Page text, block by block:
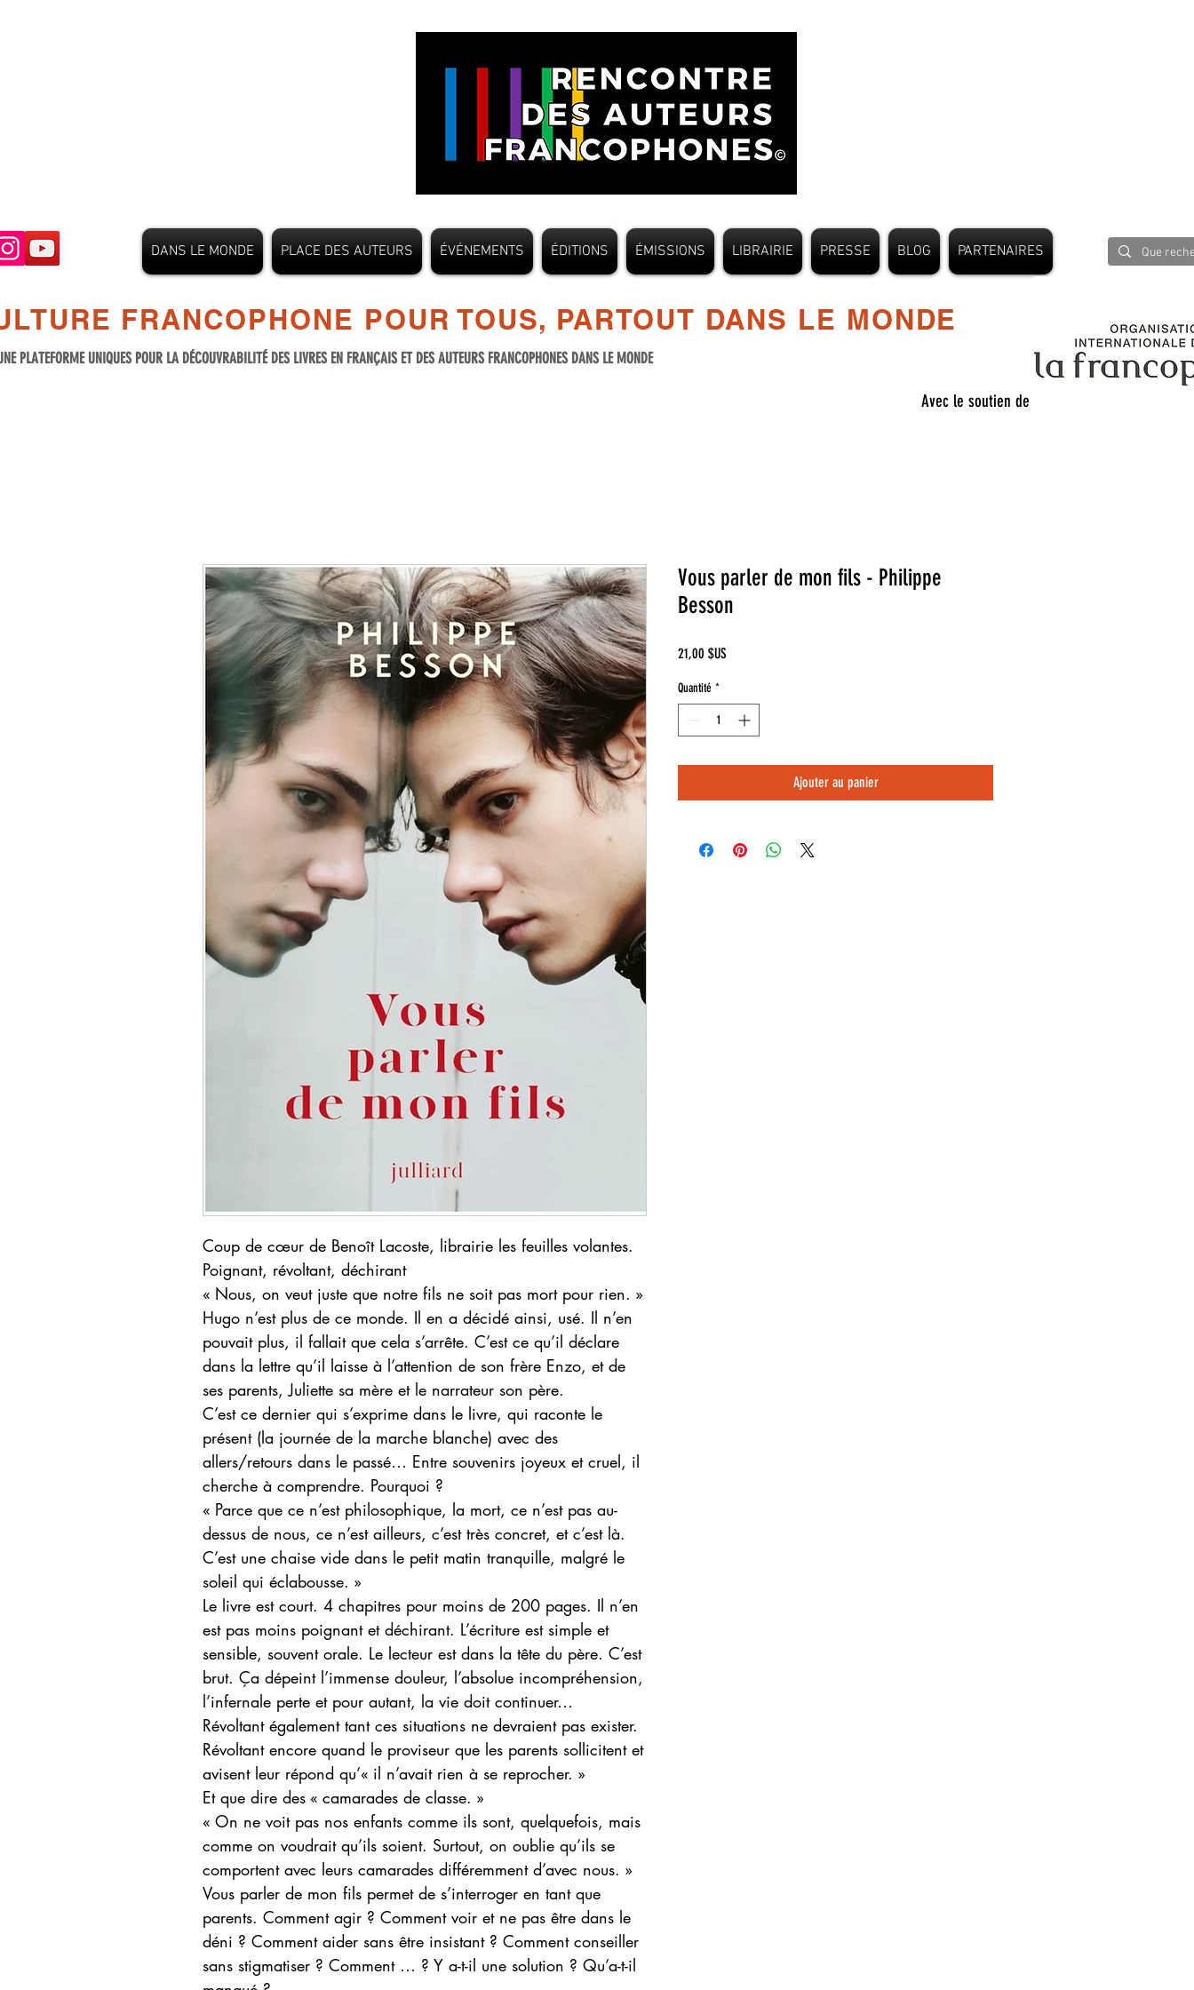
DANS LE MONDE PLACE DES AUTEURS ÉVÉNEMENTS ÉDITIONS ÉMISSIONS LIBRAIRIE PRESSE BLOG PARTENAIRES
FRANCOPHONE POUR TOUS, PARTOUT DANS LE MONDE
PLATEFORME UNIQUES POUR LA DÉCOUVRABILITÉ DES LIVRES EN FRANÇAIS ET DES AUTEURS FRANCOPHONES DANS LE MONDE
Avec le soutien de
Coup de cœur de Benoît Lacoste, librairie les feuilles volantes.
Poignant, révoltant, déchirant
« Nous, on veut juste que notre fils ne soit pas mort pour rien. »
Hugo n’est plus de ce monde. Il en a décidé ainsi, usé. Il n’en
pouvait plus, il fallait que cela s’arrête. C’est ce qu’il déclare
dans la lettre qu’il laisse à l’attention de son frère Enzo, et de
ses parents, Juliette sa mère et le narrateur son père.
C’est ce dernier qui s’exprime dans le livre, qui raconte le
présent (la journée de la marche blanche) avec des
allers/retours dans le passé… Entre souvenirs joyeux et cruel, il
cherche à comprendre. Pourquoi ?
« Parce que ce n’est philosophique, la mort, ce n’est pas au-
dessus de nous, ce n’est ailleurs, c’est très concret, et c’est là.
C’est une chaise vide dans le petit matin tranquille, malgré le
soleil qui éclabousse. »
Le livre est court. 4 chapitres pour moins de 200 pages. Il n’en
est pas moins poignant et déchirant. L’écriture est simple et
sensible, souvent orale. Le lecteur est dans la tête du père. C’est
brut. Ça dépeint l’immense douleur, l’absolue incompréhension,
l’infernale perte et pour autant, la vie doit continuer…
Révoltant également tant ces situations ne devraient pas exister.
Révoltant encore quand le proviseur que les parents sollicitent et
avisent leur répond qu’« il n’avait rien à se reprocher. »
Et que dire des « camarades de classe. »
« On ne voit pas nos enfants comme ils sont, quelquefois, mais
comme on voudrait qu’ils soient. Surtout, on oublie qu’ils se
comportent avec leurs camarades différemment d’avec nous. »
Vous parler de mon fils permet de s’interroger en tant que
parents. Comment agir ? Comment voir et ne pas être dans le
déni ? Comment aider sans être insistant ? Comment conseiller
sans stigmatiser ? Comment … ? Y a-t-il une solution ? Qu’a-t-il
Vous parler de mon fils - Philippe
Besson
21,00 $US
Quantité *
Ajouter au panier